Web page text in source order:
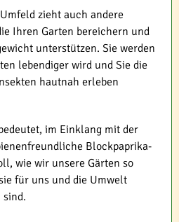
zieht auch andere
Ihren Garten bereichern und
unterstützen. Sie werden
lebendiger wird und Sie die
hautnah erleben
im Einklang mit der
Blockpaprika-
wie wir unsere Gärten so
für uns und die Umwelt